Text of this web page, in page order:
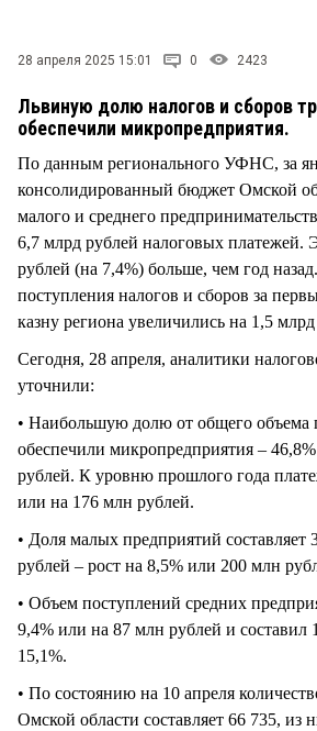
28 апреля 2025 15:01 0 2423
Львиную долю налогов и сборов
обеспечили микропредприятия.
По данным регионального УФНС, за
консолидированный бюджет Омской
малого и среднего
6,7 млрд рублей налоговых платежей.
рублей (на 7,4%) больше, чем год назад.
поступления налогов и сборов за
казну региона увеличились на 1,5
Сегодня, 28 апреля, аналитики
уточнили:
• Наибольшую долю от общего объема
обеспечили микропредприятия –
рублей. К уровню прошлого года
или на 176 млн рублей.
• Доля малых предприятий составляет
рублей – рост на 8,5% или 200 млн
• Объем поступлений средних
9,4% или на 87 млн рублей и составил
15,1%.
• По состоянию на 10 апреля
Омской области составляет 66 735,